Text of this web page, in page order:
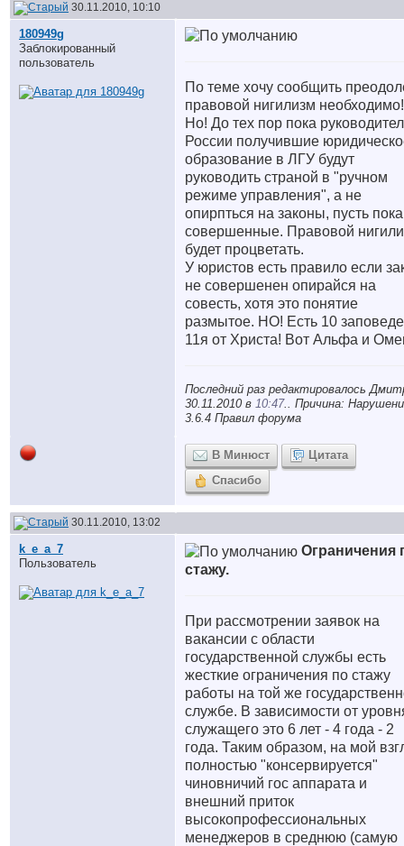
30.11.2010, 10:10
180949g
Заблокированный
пользователь
По теме хочу сообщить
правовой нигилизм необходимо!
Но! До тех пор пока
России получившие
образование в ЛГУ будут
руководить страной в "ручном
режиме управления", а не
опирпться на законы, пусть
совершенные. Правовой
будет процветать.
У юристов есть правило если
не совершенен опирайся на
совесть, хотя это понятие
размытое. НО! Есть 10
11я от Христа! Вот Альфа и
Последний раз редактировалось
30.11.2010 в 10:47.. Причина:
3.6.4 Правил форума
В Минюст
Цитата
Спасибо
30.11.2010, 13:02
k_e_a_7
Пользователь
Ограничения
стажу.
При рассмотрении заявок на
вакансии с области
государственной службы есть
жесткие ограничения по стажу
работы на той же
службе. В зависимости от
служащего это 6 лет - 4 года - 2
года. Таким образом, на мой
полностью "консервируется"
чиновничий гос аппарата и
внешний приток
высокопрофессиональных
менеджеров в среднюю (самую